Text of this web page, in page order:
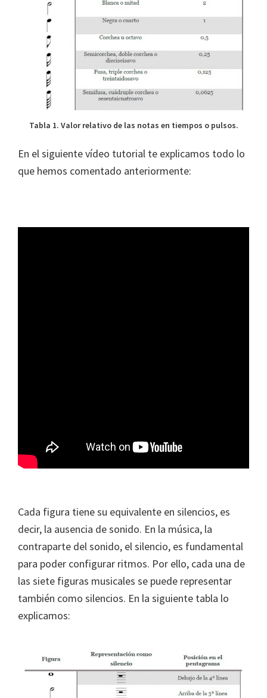
Tabla 1. Valor relativo de las notas en tiempos o pulsos.
En el siguiente vídeo tutorial te explicamos todo lo
que hemos comentado anteriormente:
Cada figura tiene su equivalente en silencios, es
decir, la ausencia de sonido. En la música, la
contraparte del sonido, el silencio, es fundamental
para poder configurar ritmos. Por ello, cada una de
las siete figuras musicales se puede representar
también como silencios. En la siguiente tabla lo
explicamos: